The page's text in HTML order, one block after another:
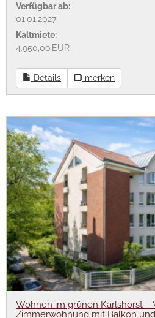
Verfügbar ab:
01.01.2027
Kaltmiete:
4.950,00 EUR
Details merken
Wohnen im grünen Karlshorst –
Zimmerwohnung mit Balkon